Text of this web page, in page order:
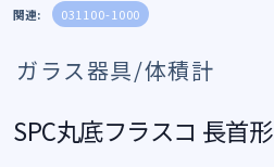
関連: 031100-1000
ガラス器具/体積計
SPC丸底フラスコ 長首